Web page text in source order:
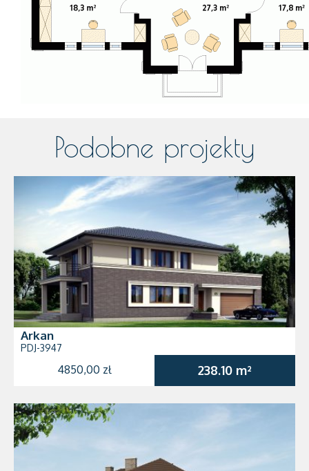
Podobne projekty
Arkan
PDJ-3947
4850,00 zł 238.10 m²